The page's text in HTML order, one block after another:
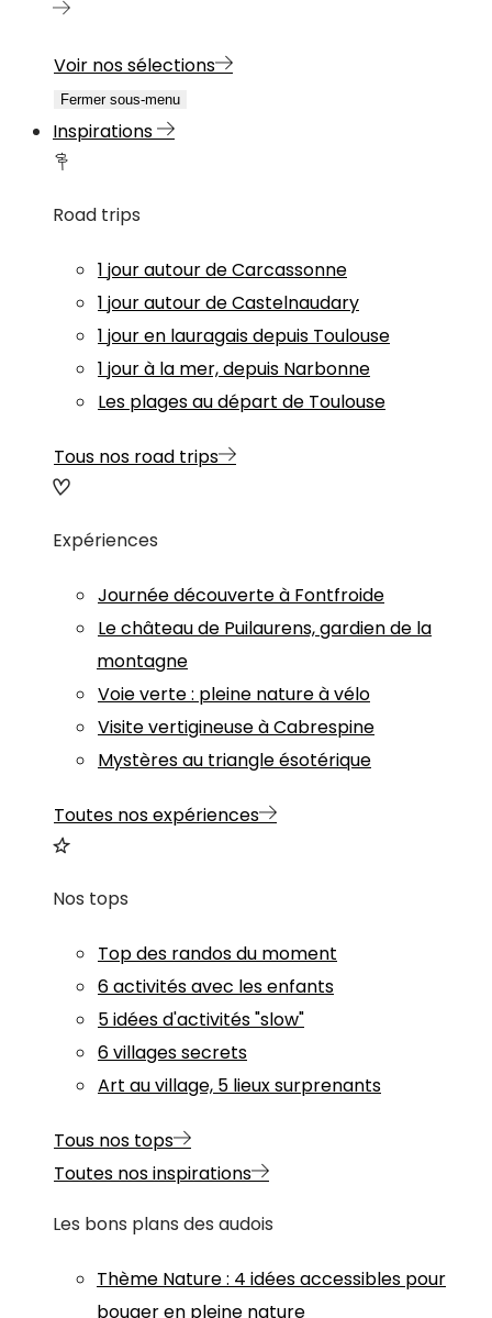
Voir nos sélections
Fermer sous-menu
Inspirations
Road trips
1 jour autour de Carcassonne
1 jour autour de Castelnaudary
1 jour en lauragais depuis Toulouse
1 jour à la mer, depuis Narbonne
Les plages au départ de Toulouse
Tous nos road trips
Expériences
Journée découverte à Fontfroide
Le château de Puilaurens, gardien de la
montagne
Voie verte : pleine nature à vélo
Visite vertigineuse à Cabrespine
Mystères au triangle ésotérique
Toutes nos expériences
Nos tops
Top des randos du moment
6 activités avec les enfants
5 idées d'activités "slow"
6 villages secrets
Art au village, 5 lieux surprenants
Tous nos tops
Toutes nos inspirations
Les bons plans des audois
Thème Nature: 4 idées accessibles pour
bouger en pleine nature